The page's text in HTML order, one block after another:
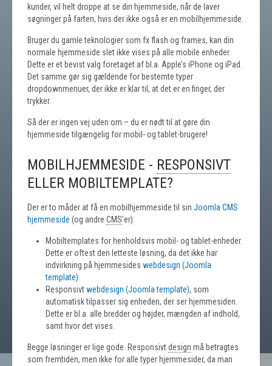
kunder, vil helt droppe at se din hjemmeside, når de laver
søgninger på farten, hvis der ikke også er en mobilhjemmeside.
Bruger du gamle teknologier som fx flash og frames, kan din
normale hjemmeside slet ikke vises på alle mobile enheder.
Dette er et bevist valg foretaget af bl.a. Apple’s iPhone og iPad.
Det samme gør sig gældende for bestemte typer
dropdownmenuer, der ikke er klar til, at det er en finger, der
trykker.
Så der er ingen vej uden om – du er nødt til at gøre din
hjemmeside tilgængelig for mobil- og tablet-brugere!
MOBILHJEMMESIDE - RESPONSIVT
ELLER MOBILTEMPLATE?
Der er to måder at få en mobilhjemmeside til sin Joomla CMS
hjemmeside (og andre CMS’er):
Mobiltemplates for henholdsvis mobil- og tablet-enheder.
Dette er oftest den letteste løsning, da det ikke har
indvirkning på hjemmesides webdesign (Joomla
template)
Responsivtwebdesign (Joomla template), som
automatisk tilpasser sig enheden, der ser hjemmesiden.
Dette er bl.a. alle bredder og højder, mængden af indhold,
samt hvor det vises.
Begge løsninger er lige gode. Responsivtdesign må betragtes
som fremtiden, men ikke for alle typer hjemmesider, da man